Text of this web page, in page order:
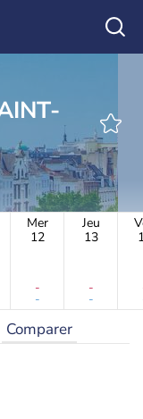
Mer
12
-
-
Jeu
13
-
-
Comparer